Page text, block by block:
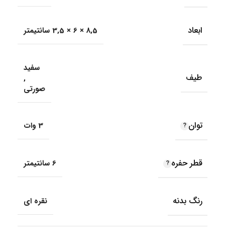
ابعاد 8,5 × 6 × 3,5 سانتیمتر
طیف
سفید
,
صورتی
توان 3 وات
قطر حفره 6 سانتیمتر
رنگ بدنه نقره ای